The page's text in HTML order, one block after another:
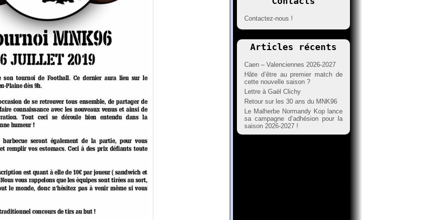
Contactez-nous !
Articles récents
Caen – Valenciennes 2026-2027
Hâte d’être au premier match de
cette nouvelle saison ?
Lettre à Gaël Clichy
Retour sur les 30 ans du MNK96
Le Malherbe Normandy Kop lance
sa campagne d’adhésion pour la
saison 2026-2027 !